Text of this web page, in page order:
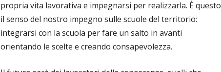
propria vita lavorativa e impegnarsi per realizzarla. È questo
il senso del nostro impegno sulle scuole del territorio:
integrarsi con la scuola per fare un salto in avanti
orientando le scelte e creando consapevolezza.